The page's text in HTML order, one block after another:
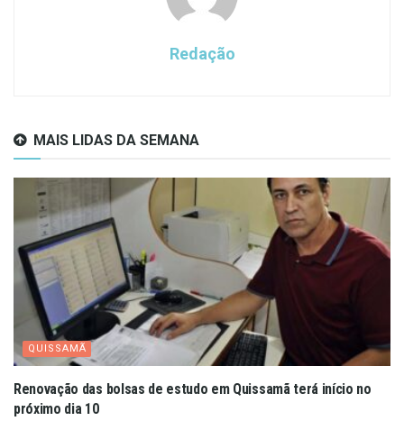
Redação
MAIS LIDAS DA SEMANA
QUISSAMÃ
Renovação das bolsas de estudo em Quissamã terá início no
próximo dia 10